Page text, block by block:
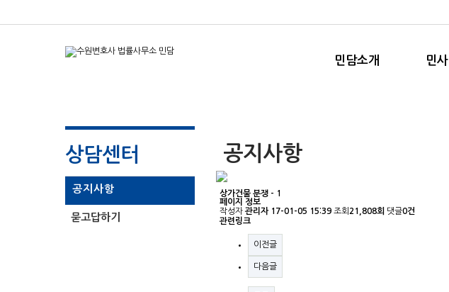
민담소개 민사
상담센터
공지사항
묻고답하기
공지사항
상가건물 분쟁 - 1
페이지 정보
작성자 관리자 17-01-05 15:39 조회 21,808회 댓글0건
관련링크
이전글
다음글